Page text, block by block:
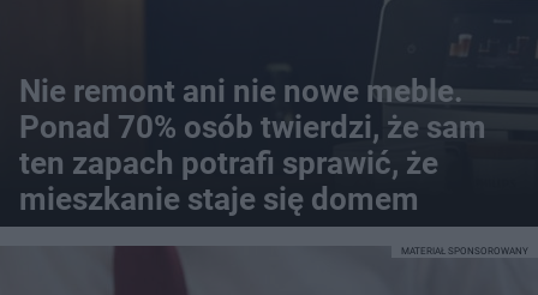
Nie remont ani nie nowe meble.
Ponad 70% osób twierdzi, że sam
ten zapach potrafi sprawić, że
mieszkanie staje się domem
MATERIAŁ SPONSOROWANY